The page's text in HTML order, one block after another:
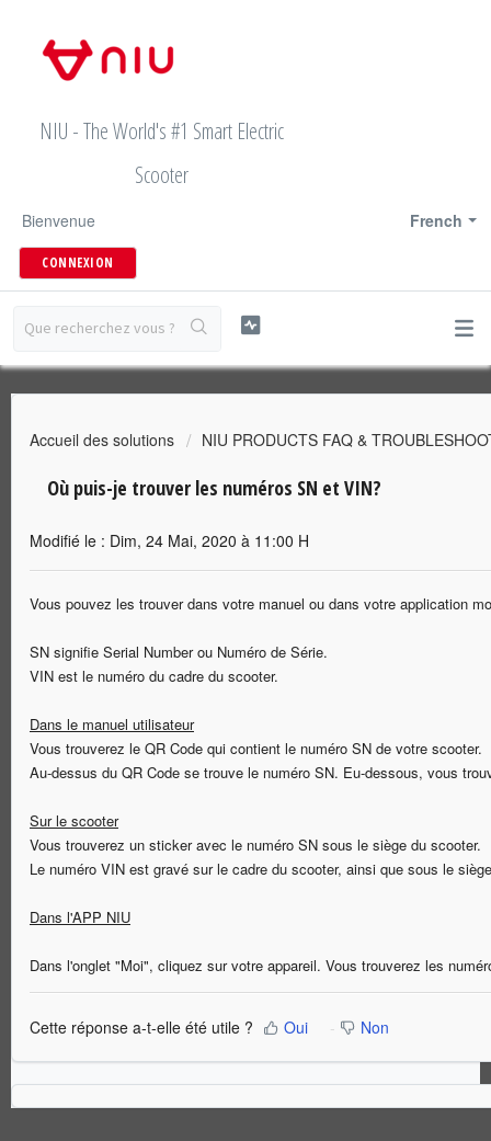
NIU - The World's #1 Smart Electric
Scooter
French
Bienvenue
CONNEXION
Accueil des solutions NIU PRODUCTS FAQ &
Où puis-je trouver les numéros SN et VIN?
Modifié le : Dim, 24 Mai, 2020 à 11:00 H
Vous pouvez les trouver dans votre manuel ou dans votre application
SN signifie Serial Number ou Numéro de Série.
VIN est le numéro du cadre du scooter.
Dans le manuel utilisateur
Vous trouverez le QR Code qui contient le numéro SN de votre scooter.
Au-dessus du QR Code se trouve le numéro SN. Eu-dessous, vous
Sur le scooter
Vous trouverez un sticker avec le numéro SN sous le siège du scooter.
Le numéro VIN est gravé sur le cadre du scooter, ainsi que sous le
Dans l'APP NIU
Dans l'onglet "Moi", cliquez sur votre appareil. Vous trouverez les
Cette réponse a-t-elle été utile ? Oui Non